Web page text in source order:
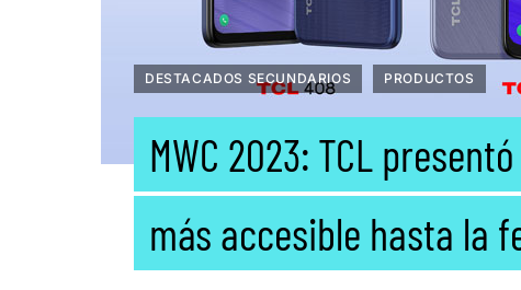
DESTACADOS SECUNDARIOS PRODUCTOS
MWC 2023: TCL
más accesible hasta la